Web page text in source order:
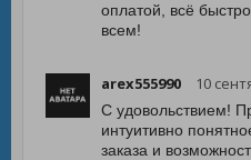
оплатой, всё
всем!
arex555990 10
С удовольствием!
интуитивно
заказа и